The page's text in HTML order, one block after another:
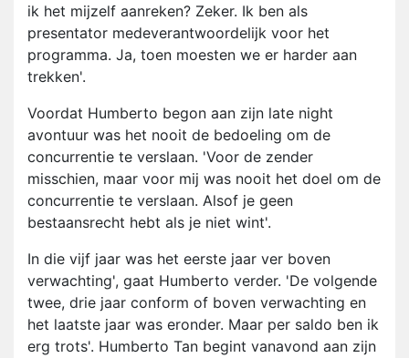
ik het mijzelf aanreken? Zeker. Ik ben als
presentator medeverantwoordelijk voor het
programma. Ja, toen moesten we er harder aan
trekken'.
Voordat Humberto begon aan zijn late night
avontuur was het nooit de bedoeling om de
concurrentie te verslaan. 'Voor de zender
misschien, maar voor mij was nooit het doel om de
concurrentie te verslaan. Alsof je geen
bestaansrecht hebt als je niet wint'.
In die vijf jaar was het eerste jaar ver boven
verwachting', gaat Humberto verder. 'De volgende
twee, drie jaar conform of boven verwachting en
het laatste jaar was eronder. Maar per saldo ben ik
erg trots'. Humberto Tan begint vanavond aan zijn